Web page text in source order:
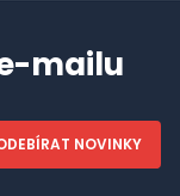
mailu